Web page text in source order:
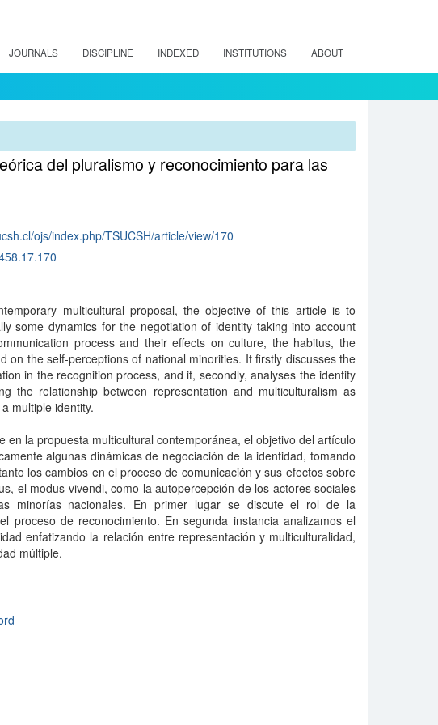
JOURNALS DISCIPLINE INDEXED INSTITUTIONS ABOUT
del pluralismo y reconocimiento para las
ojs/index.php/TSUCSH/article/view/170
multicultural proposal, the objective of this article is to
some dynamics for the negotiation of identity taking into account
process and their effects on culture, the habitus, the
on the self-perceptions of national minorities. It firstly discusses the
in the recognition process, and it, secondly, analyses the identity
the relationship between representation and multiculturalism as
multiple identity.
en la propuesta multicultural contemporánea, el objetivo del artí­culo
algunas dinámicas de negociación de la identidad, tomando
los cambios en el proceso de comunicación y sus efectos sobre
el modus vivendi, como la autopercepción de los actores sociales
minorí­as nacionales. En primer lugar se discute el rol de la
proceso de reconocimiento. En segunda instancia analizamos el
enfatizando la relación entre representación y multiculturalidad,
múltiple.